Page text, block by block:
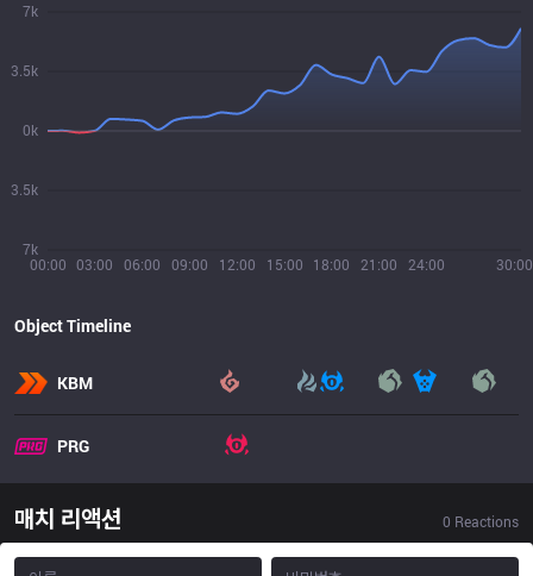
00:00 03:00 06:00 09:00 12:00 15:00 18:00 21:00 24:00 30:00
7k
3.5k
0k
3.5k
7k
Object Timeline
KBM
PRG
매치 리액션 0 Reactions